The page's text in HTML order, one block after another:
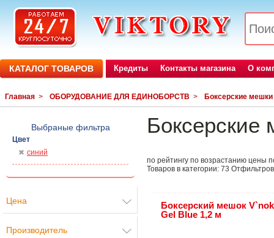
КАТАЛОГ ТОВАРОВ Кредиты Контакты магазина О
Главная > ОБОРУДОВАНИЕ ДЛЯ ЕДИНОБОРСТВ > Боксерские мешки
Выбраные фильтра
Цвет
синий
Цена
Производитель
Боксерские
по рейтингу по возрастанию цены
Товаров в категории: 73
Боксерский мешок
Gel Blue 1,2 м